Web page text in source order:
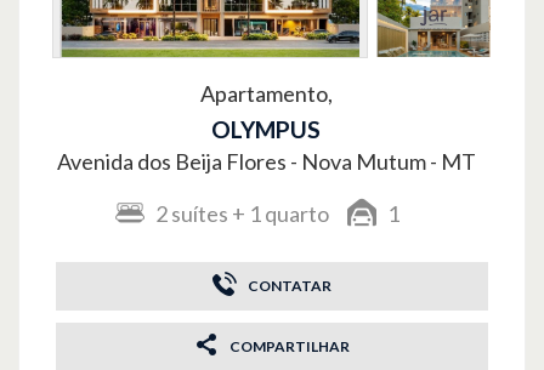
Apartamento,
OLYMPUS
Avenida dos Beija Flores - Nova Mutum - MT
2suítes + 1 quarto 1
CONTATAR
COMPARTILHAR